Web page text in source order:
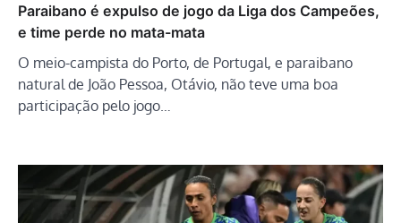
Paraibano é expulso de jogo da Liga dos Campeões,
e time perde no mata-mata
O meio-campista do Porto, de Portugal, e paraibano
natural de João Pessoa, Otávio, não teve uma boa
participação pelo jogo…